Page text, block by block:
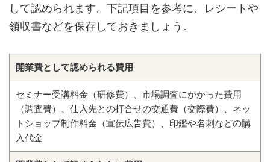
して認められます。下記項目を参考に、レシートや
領収書などを保存しておきましょう。
開業費として認められる費用
セミナー受講料金（研修費）、市場調査にかかった費用
（調査費）、仕入先との打合せの交通費（交際費）、ネッ
トショップ制作料金（宣伝広告費）、印鑑や名刺などの購
入代金